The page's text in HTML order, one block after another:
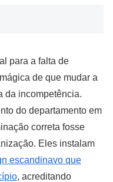
para a falta de
de que mudar a
da incompetência.
do departamento em
correta fosse
Eles instalam
escandinavo que
, acreditando